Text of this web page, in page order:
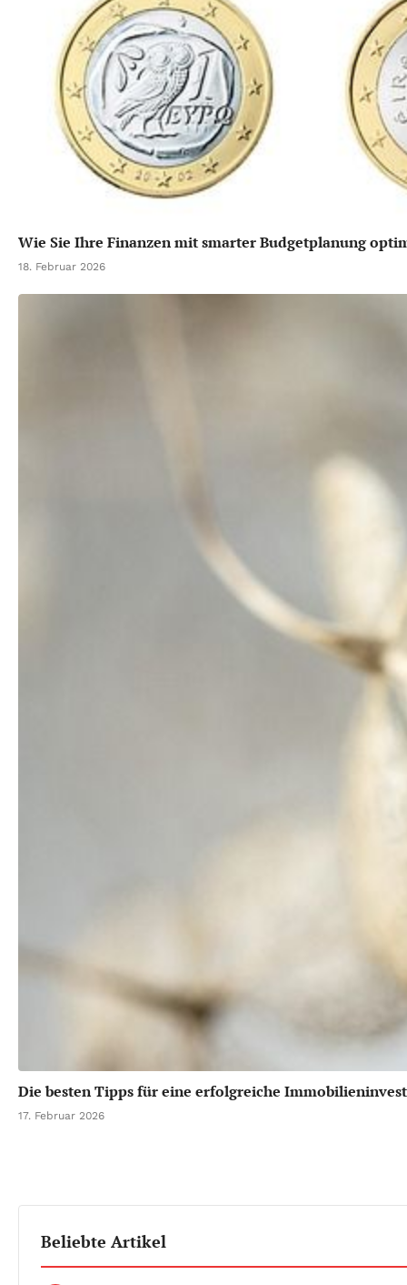
Wie Sie Ihre Finanzen mit smarter Budgetplanung
18. Februar 2026
Die besten Tipps für eine erfolgreiche
17. Februar 2026
Beliebte Artikel